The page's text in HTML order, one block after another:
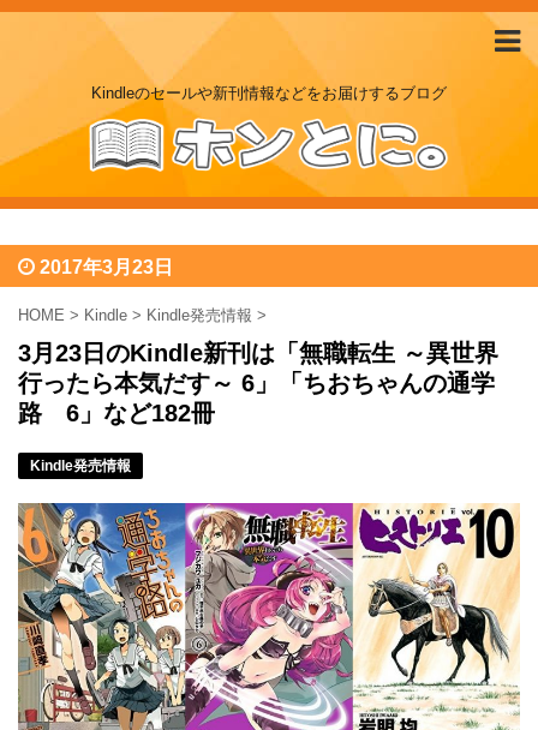
Kindleのセールや新刊情報などをお届けするブログ
2017年3月23日
HOME > Kindle > Kindle発売情報 >
3月23日のKindle新刊は「無職転生 ～異世界
行ったら本気だす～ 6」「ちおちゃんの通学
路 6」など182冊
Kindle発売情報